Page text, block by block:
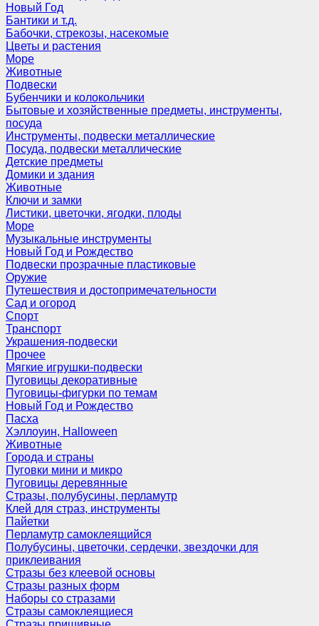
Новый Год
Бантики и т.д.
Бабочки, стрекозы, насекомые
Цветы и растения
Море
Животные
Подвески
Бубенчики и колокольчики
Бытовые и хозяйственные предметы, инструменты,
посуда
Инструменты, подвески металлические
Посуда, подвески металлические
Детские предметы
Домики и здания
Животные
Ключи и замки
Листики, цветочки, ягодки, плоды
Море
Музыкальные инструменты
Новый Год и Рождество
Подвески прозрачные пластиковые
Оружие
Путешествия и достопримечательности
Сад и огород
Спорт
Транспорт
Украшения-подвески
Прочее
Мягкие игрушки-подвески
Пуговицы декоративные
Пуговицы-фигурки по темам
Новый Год и Рождество
Пасха
Хэллоуин, Halloween
Животные
Города и страны
Пуговки мини и микро
Пуговицы деревянные
Стразы, полубусины, перламутр
Клей для страз, инструменты
Пайетки
Перламутр самоклеящийся
Полубусины, цветочки, сердечки, звездочки для
приклеивания
Стразы без клеевой основы
Стразы разных форм
Наборы со стразами
Стразы самоклеящиеся